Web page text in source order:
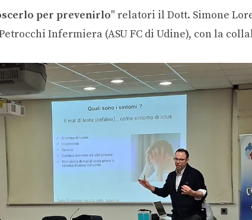
per prevenirlo" relatori il Dott. Simone
Infermiera (ASU FC di Udine), con la